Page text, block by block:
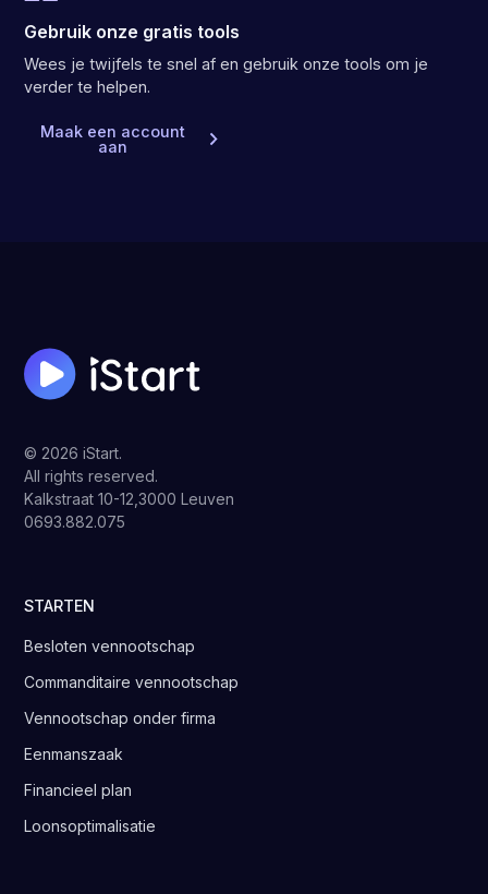
Gebruik onze gratis tools
Wees je twijfels te snel af en gebruik onze tools om je
verder te helpen.
Maak een account
aan
STARTEN
Besloten vennootschap
Commanditaire vennootschap
Vennootschap onder firma
Eenmanszaak
Financieel plan
Loonsoptimalisatie
© 2026 iStart.
All rights reserved.
Kalkstraat 10-12,3000 Leuven
0693.882.075